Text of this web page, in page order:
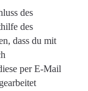
des
des
dass du mit
per E-Mail